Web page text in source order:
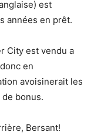
est
années en prêt.
City est vendu a
en
avoisinerait les
de bonus.
Bersant!